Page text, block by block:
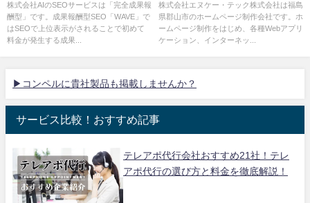
株式会社AIのSEOサービスは「完全成果報
酬型」です。成果報酬型SEO「WAVE」で
はSEOで上位表示がされることで初めて
料金が発生する成果...
株式会社エヌケー・テック株式会社は福島
県郡山市のホームページ制作会社です。ホ
ームページ制作をはじめ、各種Webアプリ
ケーション、インターネッ...
▶コンペルに貴社製品も掲載しませんか？
サービス比較！おすすめ記事
テレアポ代行会社おすすめ21社！テレ
アポ代行の選び方と料金を徹底解説！